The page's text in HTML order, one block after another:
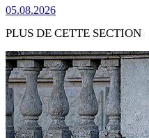
05.08.2026
PLUS DE CETTE SECTION